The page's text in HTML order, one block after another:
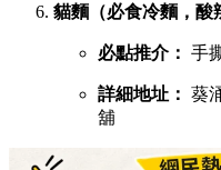
貓麵（必食冷麵，酸
必點推介： 手
詳細地址： 葵
舖